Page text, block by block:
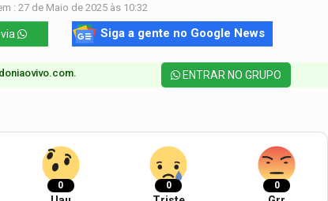
: 27 de Maio de 2025 às 10:32
Siga a gente no Google News
ENTRAR NO GRUPO
0 0 0